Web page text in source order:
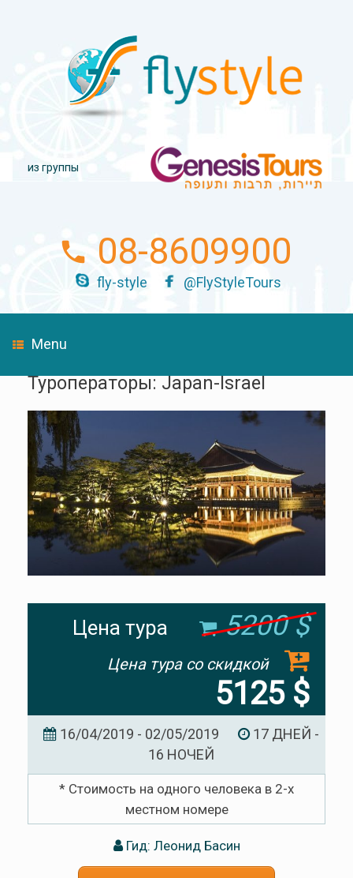
из группы
08-8609900
fly-style @FlyStyleTours
Menu
Туроператоры: Japan-Israel
Цена тура 5200 $
Цена тура со скидкой
5125 $
16/04/2019 - 02/05/2019
17 ДНЕЙ -
16 НОЧЕЙ
* Стоимость на одного человека в 2-х
местном номере
Гид: Леонид Басин